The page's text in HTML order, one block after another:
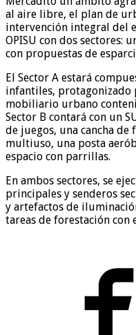
al aire libre, el plan de
intervención integral del
OPISU con dos sectores:
con propuestas de
El Sector A estará
infantiles,
mobiliario urbano
Sector B contará con un
de juegos, una cancha
multiuso, una posta
espacio con parrillas.
En ambos sectores, se
principales y senderos
y artefactos de
tareas de forestación con